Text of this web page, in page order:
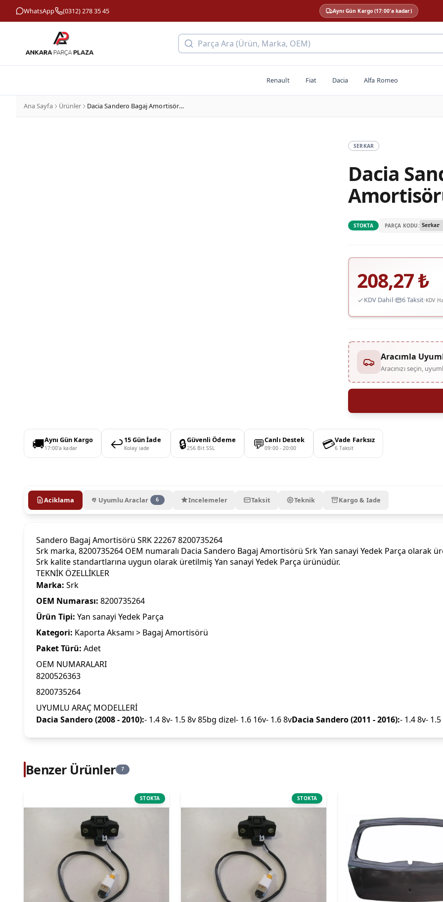
WhatsApp (0312) 278 35 45 Aynı Gün Kargo (17:00'a kadar)
Parça Ara (Ürün, Marka, OEM)
Renault Fiat Dacia Alfa Romeo
Ana Sayfa Ürünler Dacia Sandero Bagaj Amortisörü Serkar
SERKAR
Dacia
STOKTA PARÇA KODU: Serkar
208,27₺
KDV Dahil 6 Taksit KDV
Aracımla
Aracınızı seçin,
🚚Aynı Gün Kargo
17:00'a kadar ↩️ 15 Gün İade
Kolay iade 🔒Güvenli Ödeme
256 Bit SSL 💬Canlı Destek
09:00 - 20:00 💳Vade Farksız
6 Taksit
Aciklama Uyumlu Araclar 6 Incelemeler Taksit Teknik Kargo & Iade
Sandero Bagaj Amortisörü SRK 22267 8200735264
Srk marka, 8200735264 OEM numaralı Dacia Sandero Bagaj Amortisörü Srk Yan sanayi Yedek Parça olarak
Srk kalite standartlarına uygun olarak üretilmiş Yan sanayi Yedek Parça ürünüdür.
TEKNİK ÖZELLİKLER
Marka: Srk
OEM Numarası: 8200735264
Ürün Tipi: Yan sanayi Yedek Parça
Kategori: Kaporta Aksamı > Bagaj Amortisörü
Paket Türü: Adet
OEM NUMARALARI
8200526363
8200735264
UYUMLU ARAÇ MODELLERİ
Dacia Sandero (2008 - 2010):- 1.4 8v- 1.5 8v 85bg dizel- 1.6 16v- 1.6 8vDacia Sandero (2011 - 2016):- 1.4 8v-
Benzer Ürünler 7
STOKTA STOKTA